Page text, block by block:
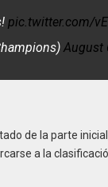
pic.twitter.com/
August
de la parte
a la